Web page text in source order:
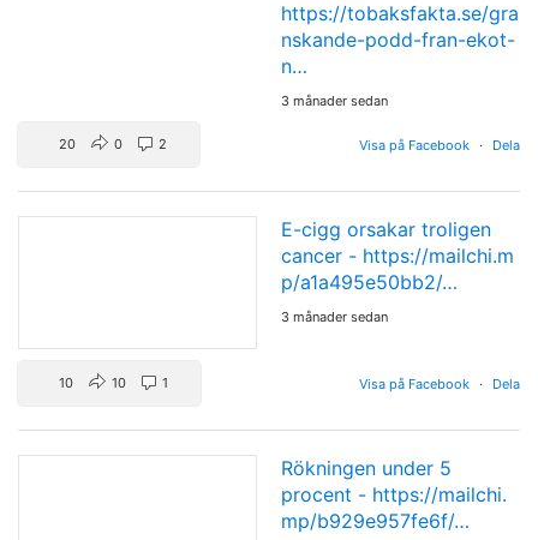
https://tobaksfakta.se/gra
nskande-podd-fran-ekot-
n…
3 månader sedan
Visa på Facebook · Dela
20 0 2
E-cigg orsakar troligen
cancer - https://mailchi.m
p/a1a495e50bb2/…
3 månader sedan
Visa på Facebook · Dela
10 10 1
Rökningen under 5
procent - https://mailchi.
mp/b929e957fe6f/…